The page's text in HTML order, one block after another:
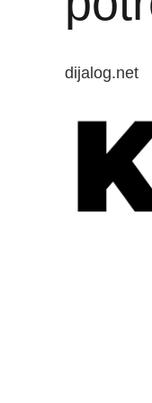
dijalog.net